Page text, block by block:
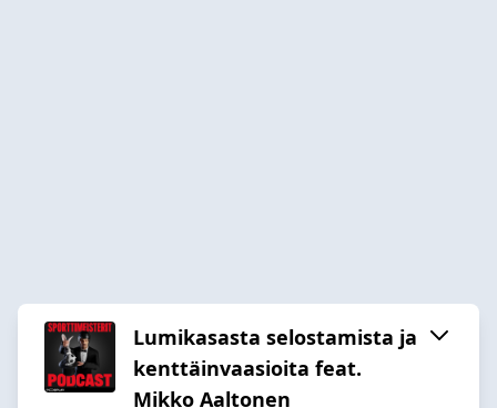
Lumikasasta selostamista ja
kenttäinvaasioita feat.
Mikko Aaltonen